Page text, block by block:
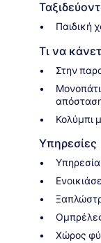
Παιδική
Τι να
Στην
Κολύμπι
Υπηρεσίες
Χώρος